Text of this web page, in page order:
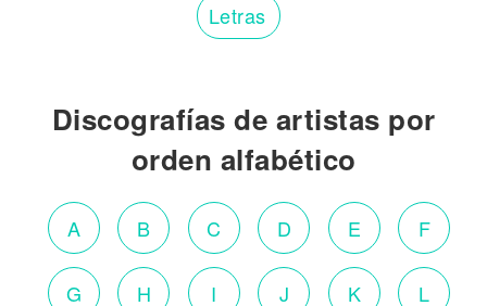
Letras
Discografías de artistas por
orden alfabético
A B C D E F
G H I J K L